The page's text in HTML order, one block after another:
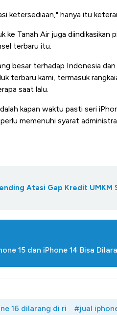
ketersediaan," hanya itu
ke Tanah Air juga
terbaru itu.
besar terhadap Indonesia
terbaru kami, termasuk
saat lalu.
kapan waktu pasti seri
memenuhi syarat
Atasi Gap Kredit UMKM
15 dan iPhone 14 Bisa
16 dilarang di ri #jual